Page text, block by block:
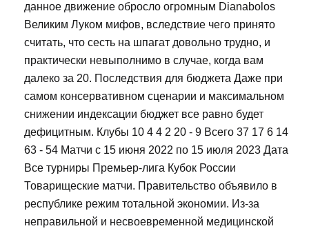
данное движение обросло огромным Dianabolos
Великим Луком мифов, вследствие чего принято
считать, что сесть на шпагат довольно трудно, и
практически невыполнимо в случае, когда вам
далеко за 20. Последствия для бюджета Даже при
самом консервативном сценарии и максимальном
снижении индексации бюджет все равно будет
дефицитным. Клубы 10 4 4 2 20 - 9 Всего 37 17 6 14
63 - 54 Матчи с 15 июня 2022 по 15 июля 2023 Дата
Все турниры Премьер-лига Кубок России
Товарищеские матчи. Правительство объявило в
республике режим тотальной экономии. Из-за
неправильной и несвоевременной медицинской